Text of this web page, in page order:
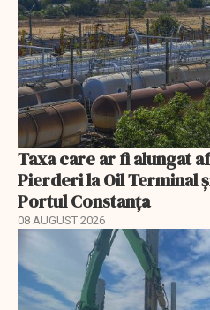
Taxa care ar fi alungat
Pierderi la Oil Terminal
Portul Constanța
08 AUGUST 2026